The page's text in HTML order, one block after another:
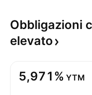
Obbligazioni
elevato
5,971% YTM